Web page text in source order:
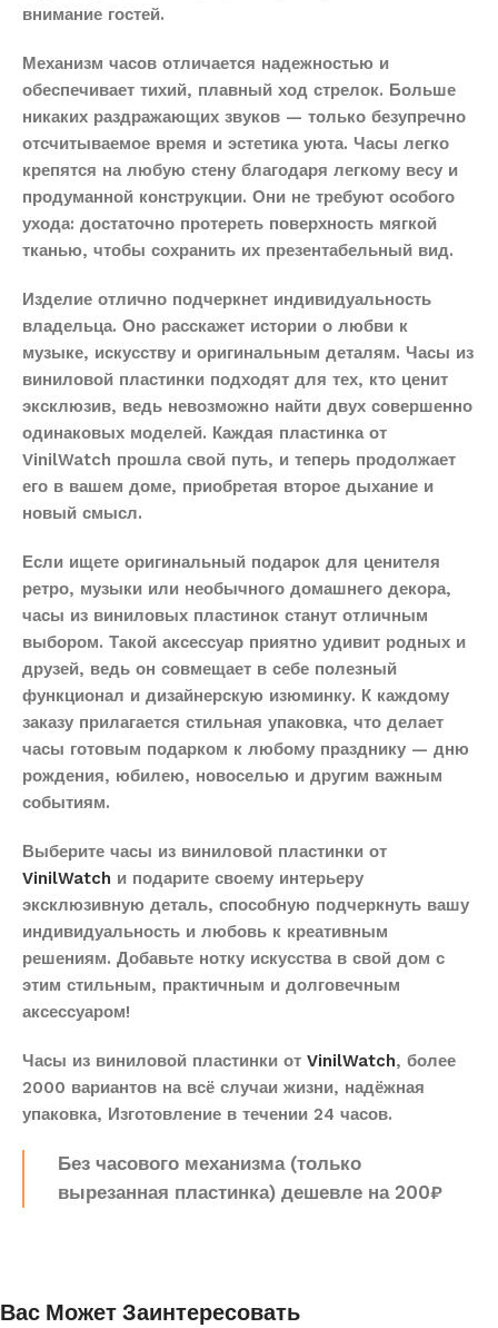
внимание гостей.
Механизм часов отличается надежностью и
обеспечивает тихий, плавный ход стрелок. Больше
никаких раздражающих звуков — только безупречно
отсчитываемое время и эстетика уюта. Часы легко
крепятся на любую стену благодаря легкому весу и
продуманной конструкции. Они не требуют особого
ухода: достаточно протереть поверхность мягкой
тканью, чтобы сохранить их презентабельный вид.
Изделие отлично подчеркнет индивидуальность
владельца. Оно расскажет истории о любви к
музыке, искусству и оригинальным деталям. Часы из
виниловой пластинки подходят для тех, кто ценит
эксклюзив, ведь невозможно найти двух совершенно
одинаковых моделей. Каждая пластинка от
VinilWatch прошла свой путь, и теперь продолжает
его в вашем доме, приобретая второе дыхание и
новый смысл.
Если ищете оригинальный подарок для ценителя
ретро, музыки или необычного домашнего декора,
часы из виниловых пластинок станут отличным
выбором. Такой аксессуар приятно удивит родных и
друзей, ведь он совмещает в себе полезный
функционал и дизайнерскую изюминку. К каждому
заказу прилагается стильная упаковка, что делает
часы готовым подарком к любому празднику — дню
рождения, юбилею, новоселью и другим важным
событиям.
Выберите часы из виниловой пластинки от
VinilWatch и подарите своему интерьеру
эксклюзивную деталь, способную подчеркнуть вашу
индивидуальность и любовь к креативным
решениям. Добавьте нотку искусства в свой дом с
этим стильным, практичным и долговечным
аксессуаром!
Часы из виниловой пластинки от VinilWatch, более
2000 вариантов на всё случаи жизни, надёжная
упаковка, Изготовление в течении 24 часов.
Без часового механизма (только
вырезанная пластинка) дешевле на 200₽
Вас Может Заинтересовать